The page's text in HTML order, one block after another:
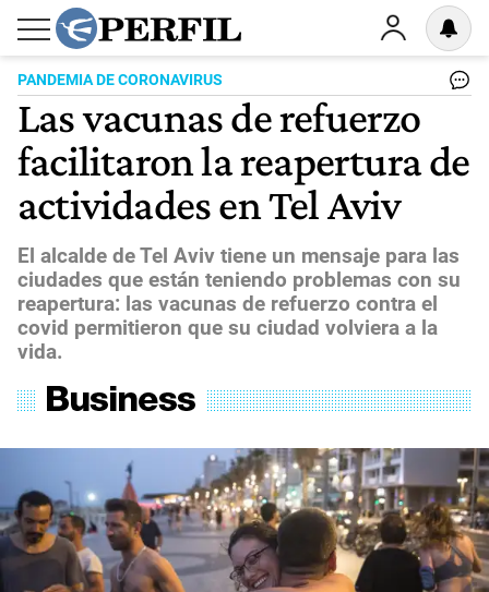
PANDEMIA DE CORONAVIRUS
Las vacunas de refuerzo
facilitaron la reapertura de
actividades en Tel Aviv
El alcalde de Tel Aviv tiene un mensaje para las
ciudades que están teniendo problemas con su
reapertura: las vacunas de refuerzo contra el
covid permitieron que su ciudad volviera a la
vida.